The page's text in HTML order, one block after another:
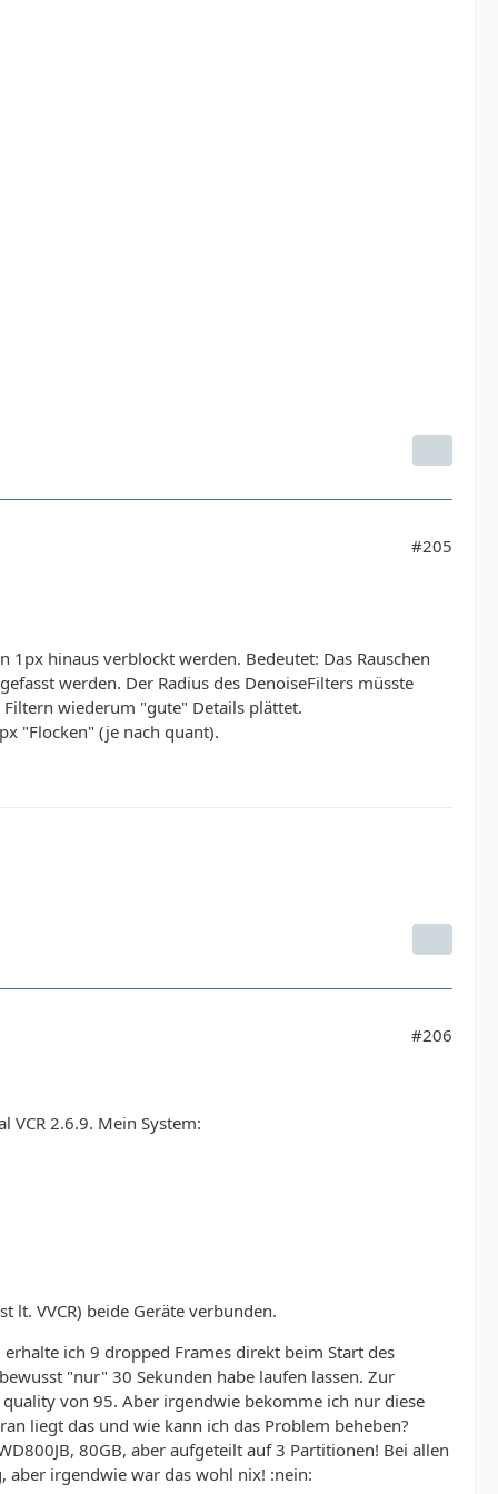
#205
1px hinaus verblockt werden. Bedeutet: Das Rauschen
werden. Der Radius des DenoiseFilters müsste
wiederum "gute" Details plättet.
"Flocken" (je nach quant).
#206
VCR 2.6.9. Mein System:
VVCR) beide Geräte verbunden.
ich 9 dropped Frames direkt beim Start des
"nur" 30 Sekunden habe laufen lassen. Zur
von 95. Aber irgendwie bekomme ich nur diese
liegt das und wie kann ich das Problem beheben?
80GB, aber aufgeteilt auf 3 Partitionen! Bei allen
irgendwie war das wohl nix! :nein: